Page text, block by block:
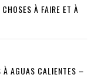
À FAIRE ET À
À AGUAS CALIENTES –